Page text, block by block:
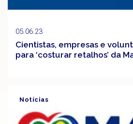
05.06.23
Cientistas, empresas e
para ‘costurar retalhos’ da
Notícias